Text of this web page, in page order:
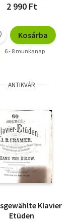
2 990 Ft
Kosárba
6 - 8 munkanap
ANTIKVÁR
Klavier
Etüden